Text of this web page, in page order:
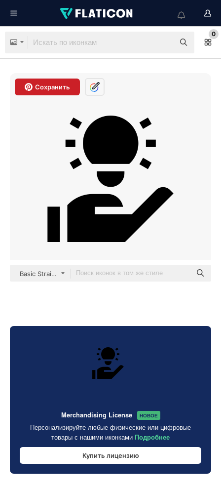
0
Сохранить
Basic Straight Filled
Merchandising License НОВОЕ
Персонализируйте любые физические или цифровые
товары с нашими иконками Подробнее
Купить лицензию